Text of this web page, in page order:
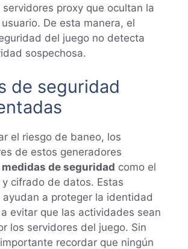
proxy que ocultan la
De esta manera, el
del juego no detecta
sospechosa.
de seguridad
el riesgo de baneo, los
de estos generadores
medidas de seguridad como el
cifrado de datos. Estas
ayudan a proteger la identidad
evitar que las actividades sean
los servidores del juego. Sin
recordar que ningún